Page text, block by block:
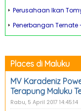
Perusahaan Ikan
Penerbangan
Places di Maluku
MV Karadeniz
Terapung Maluku
Rabu, 5 April 2017 14:45:14